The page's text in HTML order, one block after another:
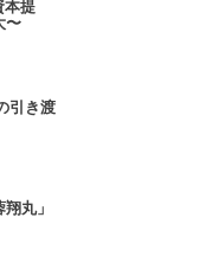
提
〜
引き渡
丸」